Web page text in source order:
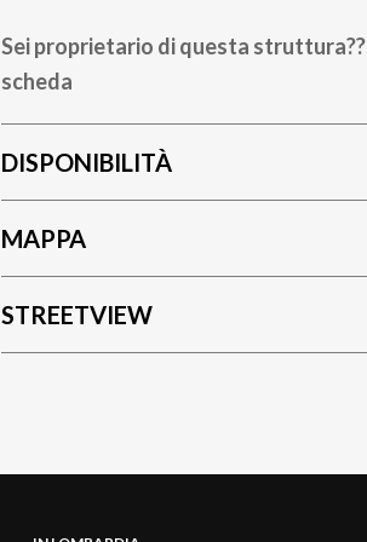
Sei proprietario di questa struttura??
scheda
DISPONIBILITÀ
MAPPA
STREETVIEW